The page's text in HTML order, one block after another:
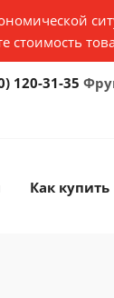
стоимость
120-31-35
Как купить